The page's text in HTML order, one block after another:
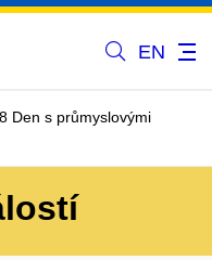
EN
Den s průmyslovými